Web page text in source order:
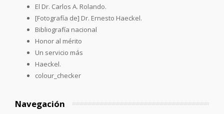
El Dr. Carlos A. Rolando.
[Fotografía de] Dr. Ernesto Haeckel.
Bibliografía nacional
Honor al mérito
Un servicio más
Haeckel.
colour_checker
Navegación